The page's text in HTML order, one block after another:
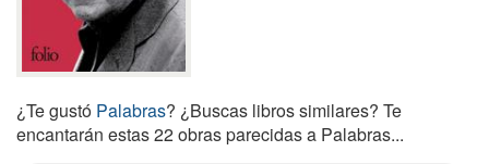
¿Te gustó Palabras? ¿Buscas libros similares? Te
encantarán estas 22 obras parecidas a Palabras...